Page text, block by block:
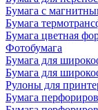
Бумага с
Бумага
Бумага цветная
Фотобумага
Бумага для
Бумага для
Рулоны для
Бумага